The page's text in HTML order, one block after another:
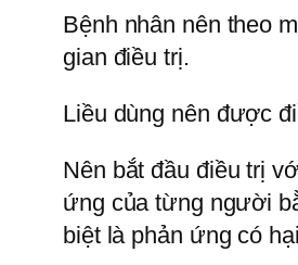
Bệnh nhân nên theo
gian điều trị.
Liều dùng nên được
Nên bắt đầu điều trị
ứng của từng người
biệt là phản ứng có